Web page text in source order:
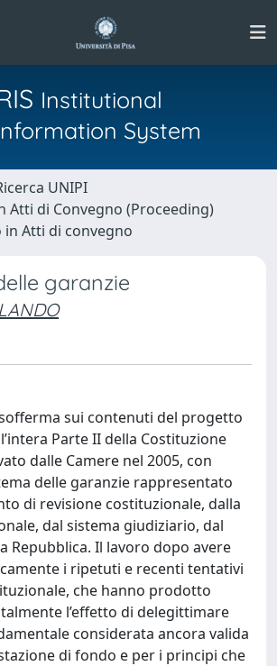
Institutional
System
UNIPI
Atti di Convegno (Proceeding)
Atti di convegno
garanzie
sui contenuti del progetto
Parte II della Costituzione
dalle Camere nel 2005, con
delle garanzie rappresentato
di revisione costituzionale, dalla
dal sistema giudiziario, dal
Repubblica. Il lavoro dopo avere
i ripetuti e recenti tentativi
che hanno prodotto
l’effetto di delegittimare
considerata ancora valida
di fondo e per i principi che